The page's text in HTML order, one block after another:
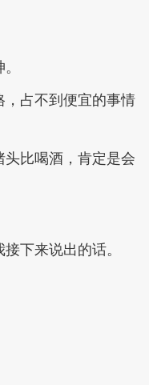
，占不到便宜的事情
比喝酒，肯定是会
下来说出的话。